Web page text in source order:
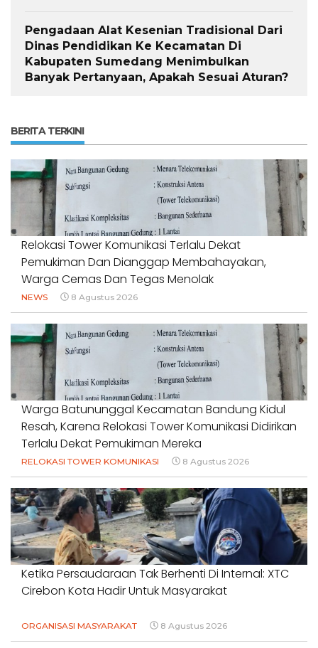
Pengadaan Alat Kesenian Tradisional Dari
Dinas Pendidikan Ke Kecamatan Di
Kabupaten Sumedang Menimbulkan
Banyak Pertanyaan, Apakah Sesuai Aturan?
BERITA TERKINI
Relokasi Tower Komunikasi Terlalu Dekat
Pemukiman Dan Dianggap Membahayakan,
Warga Cemas Dan Tegas Menolak
NEWS 8 Agustus 2026
Warga Batununggal Kecamatan Bandung Kidul
Resah, Karena Relokasi Tower Komunikasi Didirikan
Terlalu Dekat Pemukiman Mereka
RELOKASI TOWER KOMUNIKASI 8 Agustus 2026
Ketika Persaudaraan Tak Berhenti Di Internal: XTC
Cirebon Kota Hadir Untuk Masyarakat
ORGANISASI MASYARAKAT 8 Agustus 2026